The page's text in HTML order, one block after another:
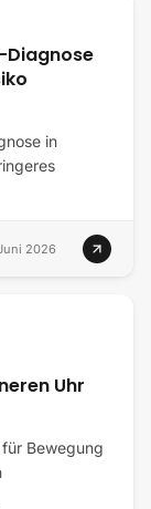
in
2026
Uhr
Bewegung